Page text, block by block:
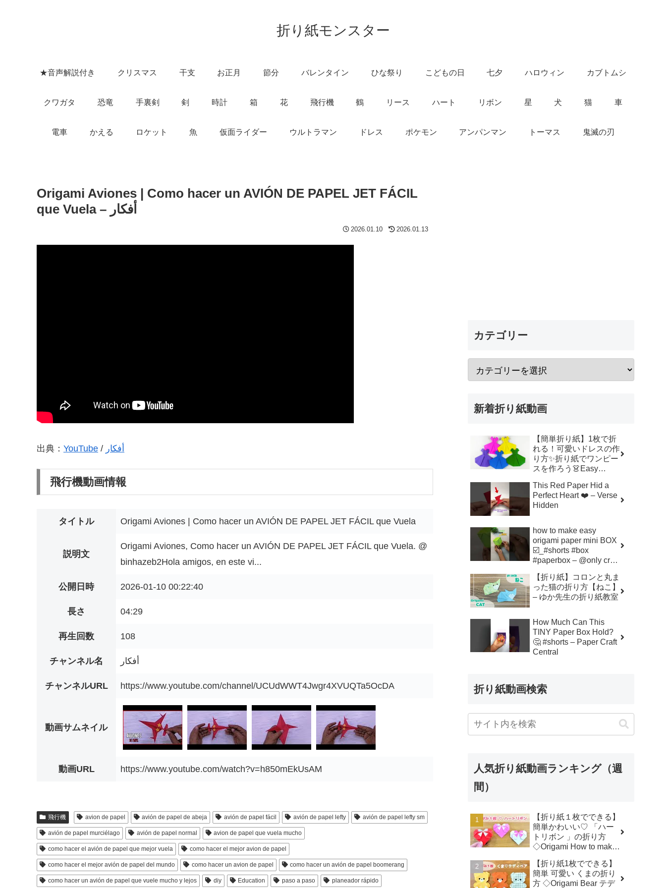
折り紙モンスター
★音声解説付き クリスマス 干支 お正月 節分 バレンタイン ひな祭り こどもの日 七夕 ハロウィン カブトムシ
クワガタ 恐竜 手裏剣 剣 時計 箱 花 飛行機 鶴 リース ハート リボン 星 犬 猫 車
電車 かえる ロケット 魚 仮面ライダー ウルトラマン ドレス ポケモン アンパンマン トーマス 鬼滅の刃
Origami Aviones | Como hacer un AVIÓN DE PAPEL JET FÁCIL
que Vuela – أفكار
2026.01.10 2026.01.13
出典： YouTube / أفكار
飛行機動画情報
タイトル Origami Aviones | Como hacer un AVIÓN DE PAPEL JET FÁCIL que Vuela
説明文
Origami Aviones, Como hacer un AVIÓN DE PAPEL JET FÁCIL que Vuela. @
binhazeb2Hola amigos, en este vi...
公開日時 2026-01-10 00:22:40
長さ 04:29
再生回数 108
チャンネル名 أفكار
チャンネルURL https://www.youtube.com/channel/UCUdWWT4Jwgr4XVUQTa5OcDA
動画サムネイル
動画URL https://www.youtube.com/watch?v=h850mEkUsAM
飛行機 avion de papel avión de papel de abeja avión de papel fácil avión de papel lefty avión de papel lefty sm
avión de papel murciélago avión de papel normal avion de papel que vuela mucho
como hacer el avión de papel que mejor vuela como hacer el mejor avion de papel
como hacer el mejor avión de papel del mundo como hacer un avion de papel como hacer un avión de papel boomerang
como hacer un avión de papel que vuele mucho y lejos diy Education paso a paso planeador rápido
カテゴリー
新着折り紙動画
【簡単折り紙】1枚で折
れる！可愛いドレスの作
り方✨折り紙でワンピー
スを作ろう👗Easy
身裙 | 종이접기 –
Origami hana’s channel
This Red Paper Hid a
Perfect Heart ❤️ – Verse
Hidden
how to make easy
origami paper mini BOX
☑️_#shorts #box
#paperbox – @only craft
【折り紙】コロンと丸ま
った猫の折り方【ねこ】
– ゆか先生の折り紙教室
How Much Can This
TINY Paper Box Hold?
🤔 #shorts – Paper Craft
Central
折り紙動画検索
人気折り紙動画ランキング（週
間）
【折り紙１枚でできる】
簡単かわいい♡ 「ハー
トリボン 」の折り方
◇Origami How to make
レゼント 誕生日 母の日
父の日 バレンタイン◇ -
【折り紙1枚でできる】
簡単 可愛い くまの折り
方 ◇Origami Bear テデ